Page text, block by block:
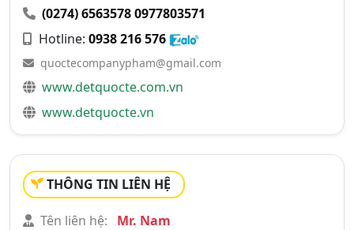
(0274) 65635780977803571
Hotline: 0938 216 576
quoctecompanypham@gmail.com
www.detquocte.com.vn
www.detquocte.vn
THÔNG TIN LIÊN HỆ
Tên liên hệ:
Mr. Nam